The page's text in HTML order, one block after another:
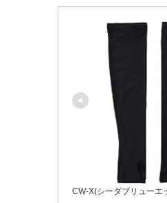
CW-X(シーダブリューエ